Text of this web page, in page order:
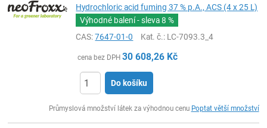
Hydrochloric acid fuming 37 % p.A., ACS (4 x 25 L)
Výhodné balení - sleva8 %
CAS:7647-01-0 Kat. č.: LC-7093.3_4
cena bez DPH 30 608,26 Kč
Do košíku
Průmyslová množství látek za výhodnou cenu Poptat větší množství